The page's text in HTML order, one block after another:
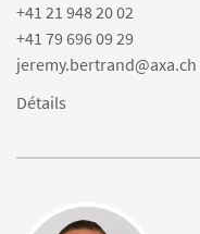
+41 21 948 20 02
+41 79 696 09 29
jeremy.bertrand@axa.ch
Détails